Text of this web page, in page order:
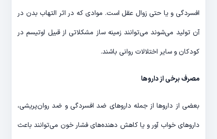
افسردگی و یا حتی زوال عقل است. موادی که در اثر التهاب بدن در
آن تولید می‌شوند می‌توانند زمینه ساز مشکلاتی از قبیل اوتیسم در
کودکان و سایر اختلالات روانی باشند.
مصرف برخی از داروها
بعضی از داروها از جمله داروهای ضد افسردگی و ضد روان‌پریشی،
داروهای خواب آور و یا کاهش دهنده‌های فشار خون می‌توانند باعث